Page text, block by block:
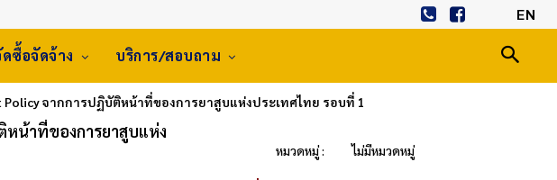
EN
ซื้อจัดจ้าง บริการ/สอบถาม
จากการปฏิบัติหน้าที่ของการยาสูบแห่งประเทศไทย รอบที่ 1
หน้าที่ของการยาสูบแห่ง
หมวดหมู่ : ไม่มีหมวดหมู่